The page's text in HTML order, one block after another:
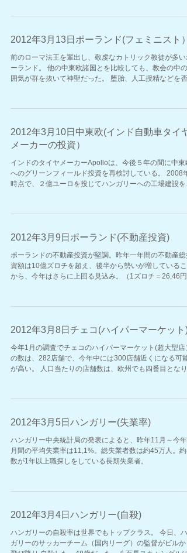
2012年3月13日ポーランド(フェミニスト）
前のローマ法王を輩出し、敬虔なカトリック教徒が多い
ーランド。 他の中東欧諸国とを比較しても、教会の中の雰
囲気が群を抜いて神聖だった。 堕胎、人工授精などを否定
2012年3月10日中東欧(インド自動車タイヤ
メーカーの投資）
インドのタイヤメーカーApolloは、今後５年の間に中東
へのグリーンフィールド投資を再検討している。 2008年の
時点で、２億ユーロを投じてハンガリーへの工場建設を
2012年3月9日ポーランド(不動産投資)
ポーランドの不動産投資が堅調。昨年一年間の不動産総
資額は10億ズロチを超え、後半から勢いが増しているこ
から、今年はさらに上回る見込み。（1ズロチ＝26,46円)
2012年3月8日チェコ(ハイパーマーケット)
今年1月の調査でチェコのハイパーマーケット(超大型店
の数は、282店舗で、今年中には300店舗近くになる可能
が高い。 人口当たりの店舗数は、欧州でも四番目となり、
2012年3月5日ハンガリー(失業率)
ハンガリー中央統計局の発表によると、昨年11月～今年1
月間の平均失業率は11,1%。総失業者数は約45万人。約
数が1年以上職探しをしている長期失業者。
2012年3月4日ハンガリー(自殺)
ハンガリーの自殺率は世界でもトップクラス。 今日、ハン
ガリーのサッカーチーム（国内リーグ）の監督がビルか